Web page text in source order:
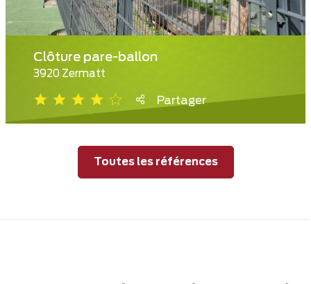
Clôture pare-ballon
3920 Zermatt
Partager
Toutes les références